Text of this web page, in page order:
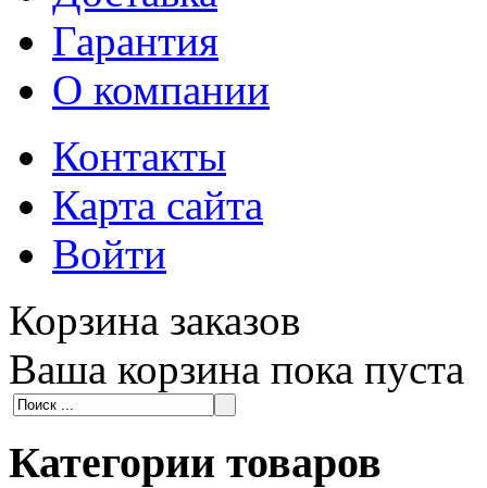
Гарантия
О компании
Контакты
Карта сайта
Войти
Корзина заказов
Ваша корзина пока пуста
Категории товаров